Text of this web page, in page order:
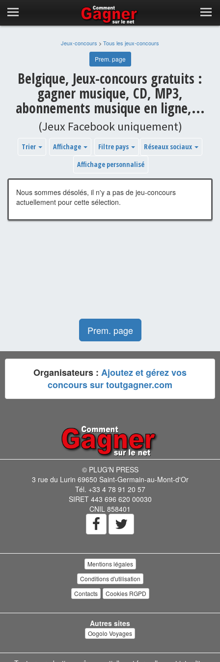
Jeux-concours > Tous les jeux-concours
Prem. page
Belgique, Jeux-concours gratuits :
gagner musique, CD, MP3,
abonnements musique en ligne,...
(Jeux Facebook uniquement)
Trier Affichage Filtre pays
Réseaux sociaux
Affichage personnalisé
Nous sommes désolés, il n'y a pas de jeu-concours
actuellement pour cette sélection.
Prem. page
Organisateurs : Ajoutez et gérez vos
concours sur toutgagner.com
© PLUG'N PRESS
3 rue du Lurin 69650 Saint-Germain-au-Mont-d'Or
Tél. +33 4 78 91 20 57
SIRET 443 696 620 00030
CNIL 858401
Mentions légales
Conditions d'utilisation
Contacts
Cookies RGPD
Autres sites
Oogolo Voyages